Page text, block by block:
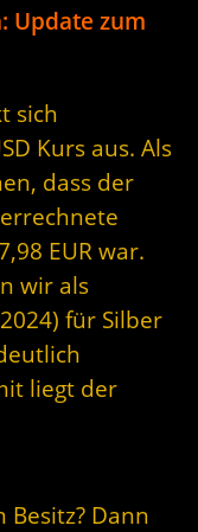
Update zum
sich
Kurs aus. Als
dass der
EUR war.
wir als
für Silber
liegt der
Besitz? Dann